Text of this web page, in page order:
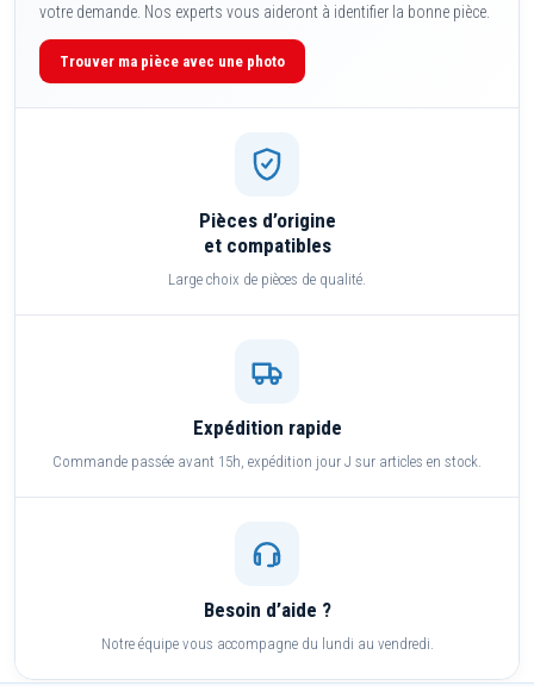
votre demande. Nos experts vous aideront à identifier la bonne pièce.
Trouver ma pièce avec une photo
Pièces d’origine
et compatibles
Large choix de pièces de qualité.
Expédition rapide
Commande passée avant 15h, expédition jour J sur articles en stock.
Besoin d’aide ?
Notre équipe vous accompagne du lundi au vendredi.